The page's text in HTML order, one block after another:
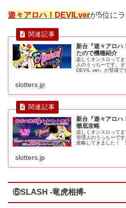
遊々アロハ！DEVILverが5位に
新台『遊々アロハ
たので機種紹介
楽しくオンスロって
人のうっちーです。
DEVIL ver』が登場で
slotters.jp
新台『遊々アロハ
徹底攻略
楽しくオンスロって
管理人のうっちーで
攻略してきました！
slotters.jp
⑥SLASH -竜虎相搏-